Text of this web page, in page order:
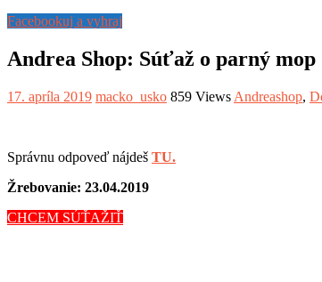
Facebookuj a vyhraj
Andrea Shop: Súťaž o parný mop
17. apríla 2019 macko_usko 859 Views Andreashop,
Správnu odpoveď nájdeš TU.
Žrebovanie: 23.04.2019
CHCEM SÚŤAŽIŤ